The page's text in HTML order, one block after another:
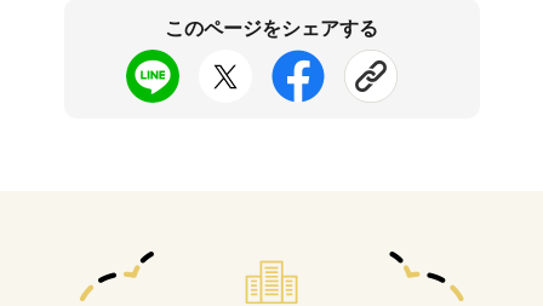
このページをシェアする